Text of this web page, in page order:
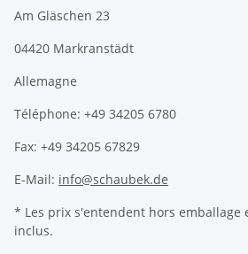
Am Gläschen 23
04420 Markranstädt
Allemagne
Téléphone: +49 34205 6780
Fax: +49 34205 67829
E-Mail: info@schaubek.de
* Les prix s'entendent hors emballage
inclus.